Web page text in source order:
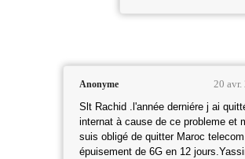
Anonyme 20
Slt Rachid .l'année derniére j ai
internat à cause de ce probleme et
suis obligé de quitter Maroc
épuisement de 6G en 12